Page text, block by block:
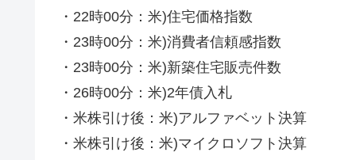
・22時00分：米)住宅価格指数
・23時00分：米)消費者信頼感指数
・23時00分：米)新築住宅販売件数
・26時00分：米)2年債入札
・米株引け後：米)アルファベット決算
・米株引け後：米)マイクロソフト決算